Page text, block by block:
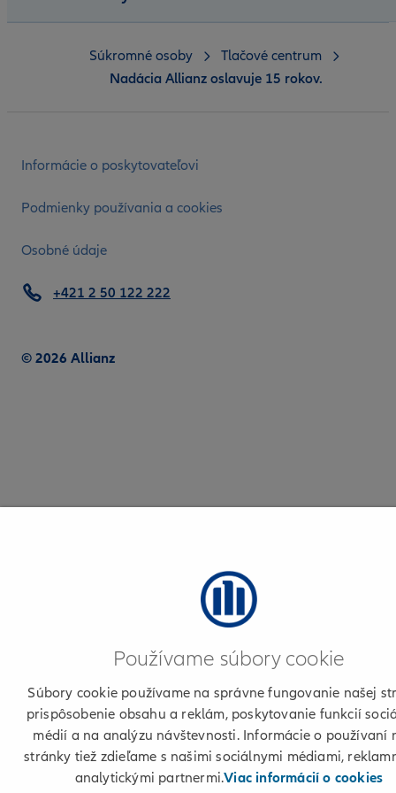
Informácie o poskytovateľovi
Podmienky používania a cookies
Osobné údaje
© 2026 Allianz
+421 2 50 122 222
Súkromné osoby
Tlačové centrum
Nadácia Allianz oslavuje 15 rokov.
Používame súbory cookie
Súbory cookie používame na správne fungovanie našej
prispôsobenie obsahu a reklám, poskytovanie funkcií
médií a na analýzu návštevnosti. Informácie o používaní
stránky tiež zdieľame s našimi sociálnymi médiami,
analytickými partnermi.Viac informácií o cookies